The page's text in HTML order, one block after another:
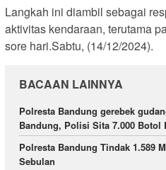
Langkah ini diambil sebagai
aktivitas kendaraan, terutama
sore hari.Sabtu, (14/12/2024).
BACAAN LAINNYA
Polresta Bandung gerebek
Bandung, Polisi Sita 7.000 Botol
Polresta Bandung Tindak 1.589
Sebulan